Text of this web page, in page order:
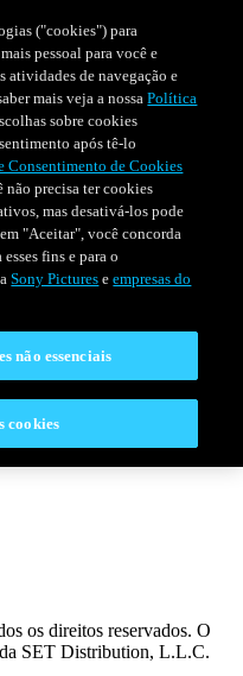
os direitos reservados. O
SET Distribution, L.L.C.
("cookies") para
pessoal para você e
atividades de navegação e
mais veja a nossaPolítica
sobre cookies
após tê-lo
Consentimento de Cookies
não precisa ter cookies
mas desativá-los pode
"Aceitar", você concorda
fins e para o
aSony Pictures eempresas do
não essenciais
cookies